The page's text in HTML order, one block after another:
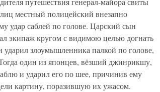
местный полицейский внезапно
удар саблей по голове. Царский сын
экипаж кругом с видимою целью догнать
злоумышленника палкой по голове,
один из японцев, вёзший джинрикшу,
и ударил его по шее, причинив ему
картину, поразившую их ужасом.